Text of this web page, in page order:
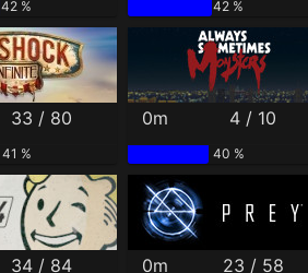
42 % 42 %
33 / 80
41 %
0m 4 / 10
40 %
34 / 84 0m 23 / 58